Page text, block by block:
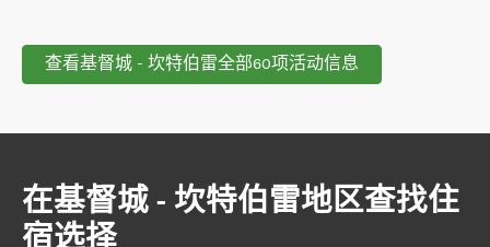
查看基督城 - 坎特伯雷全部60项活动信息
在基督城 - 坎特伯雷地区查找住
宿选择